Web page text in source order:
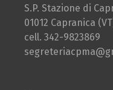
S.P. Stazione di
01012 Capranica
cell. 342-9823869